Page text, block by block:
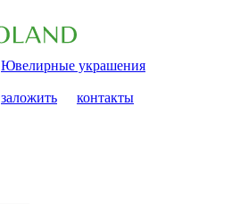
Ювелирные украшения
заложить контакты